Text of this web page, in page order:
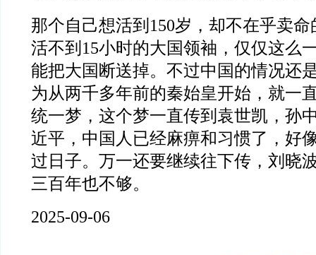
那个自己想活到150岁，却不在乎卖
活不到15小时的大国领袖，仅仅这么
能把大国断送掉。不过中国的情况还
为从两千多年前的秦始皇开始，就一
统一梦，这个梦一直传到袁世凯，孙
近平，中国人已经麻痹和习惯了，好
过日子。万一还要继续往下传，刘晓
三百年也不够。
2025-09-06